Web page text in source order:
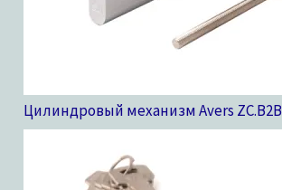
Цилиндровый механизм Avers ZC.B2B